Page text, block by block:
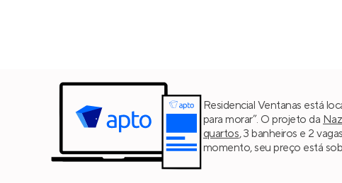
Residencial Ventanas está
para morar”. O projeto da
quartos, 3 banheiros e 2
momento, seu preço está